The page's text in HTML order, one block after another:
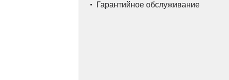
Гарантийное обслуживание